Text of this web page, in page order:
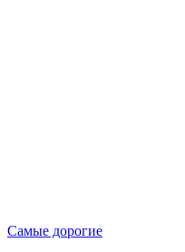
Опубликовано
Самые дорогие